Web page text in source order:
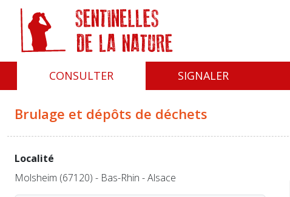
CONSULTER SIGNALER
Brulage et dépôts de déchets
Localité
Molsheim (67120) - Bas-Rhin - Alsace
Panneau de gestion des cookies